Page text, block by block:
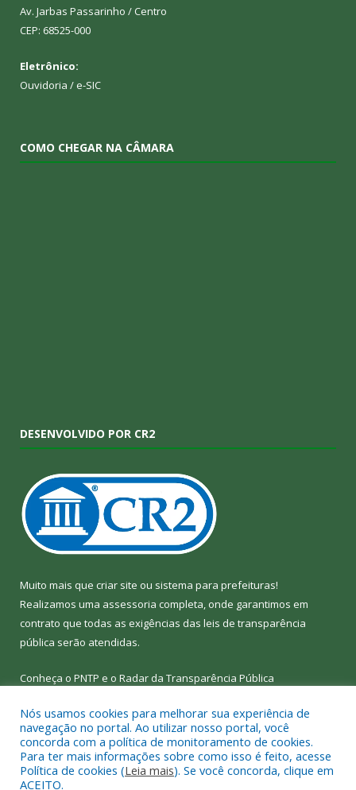
Av. Jarbas Passarinho / Centro
CEP: 68525-000
Eletrônico:
Ouvidoria / e-SIC
COMO CHEGAR NA CÂMARA
DESENVOLVIDO POR CR2
Muito mais que criar site ou sistema para prefeituras!
Realizamos uma assessoria completa, onde garantimos em
contrato que todas as exigências das leis de transparência
pública serão atendidas.
Conheça o PNTP e o Radar da Transparência Pública
Todos os direitos reservados a Câmara Municipal de Bom Jesus
do Tocantins.
Nós usamos cookies para melhorar sua experiência de
navegação no portal. Ao utilizar nosso portal, você
concorda com a política de monitoramento de cookies.
Para ter mais informações sobre como isso é feito, acesse
Política de cookies (Leia mais). Se você concorda, clique em
ACEITO.